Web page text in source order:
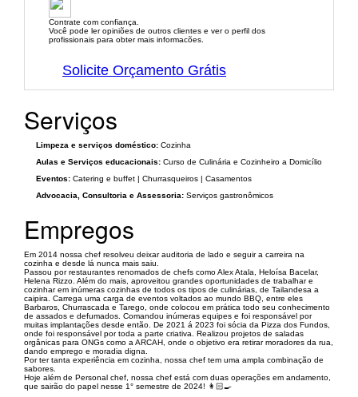
Contrate com confiança.
Você pode ler opiniões de outros clientes e ver o perfil dos
profissionais para obter mais informacões.
Solicite Orçamento Grátis
Serviços
Limpeza e serviços doméstico: Cozinha
Aulas e Serviços educacionais: Curso de Culinária e Cozinheiro a Domicílio
Eventos: Catering e buffet | Churrasqueiros | Casamentos
Advocacia, Consultoria e Assessoria: Serviços gastronômicos
Empregos
Em 2014 nossa chef resolveu deixar auditoria de lado e seguir a carreira na
cozinha e desde lá nunca mais saiu.
Passou por restaurantes renomados de chefs como Alex Atala, Heloísa Bacelar,
Helena Rizzo. Além do mais, aproveitou grandes oportunidades de trabalhar e
cozinhar em inúmeras cozinhas de todos os tipos de culinárias, de Tailandesa a
caipira. Carrega uma carga de eventos voltados ao mundo BBQ, entre eles
Barbaros, Churrascada e Tarego, onde colocou em prática todo seu conhecimento
de assados e defumados. Comandou inúmeras equipes e foi responsável por
muitas implantações desde então. De 2021 á 2023 foi sócia da Pizza dos Fundos,
onde foi responsável por toda a parte criativa. Realizou projetos de saladas
orgânicas para ONGs como a ARCAH, onde o objetivo era retirar moradores da rua,
dando emprego e moradia digna.
Por ter tanta experiência em cozinha, nossa chef tem uma ampla combinação de
sabores.
Hoje além de Personal chef, nossa chef está com duas operações em andamento,
que sairão do papel nesse 1° semestre de 2024! 👩🏻‍🍳